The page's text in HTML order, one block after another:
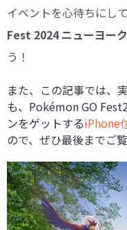
イベントを心待ちにし
Fest 2024 ニューヨーク
う！
また、この記事では、
も、Pokémon GO
ンをゲットするiPhone
ので、ぜひ最後までご